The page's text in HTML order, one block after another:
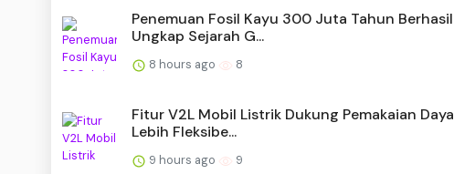
Penemuan Fosil Kayu 300 Juta Tahun Berhasil
Ungkap Sejarah G...
8 hours ago 8
Fitur V2L Mobil Listrik Dukung Pemakaian Daya
Lebih Fleksibe...
9 hours ago 9